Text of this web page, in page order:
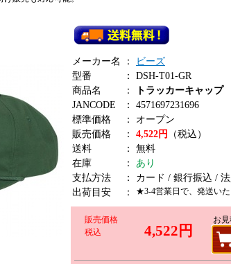
メーカー名 ：
ビーズ
型番
：
DSH-T01-GR
商品名
：
トラッカーキャップ
JANCODE
：
4571697231696
標準価格
：
オープン
販売価格
： 4,522円
（税込）
送料
：
無料
在庫
：
あり
支払方法
：
カード / 銀行振込 /
出荷目安
： ★3-4営業日で、発送いた
販売価格
税込
4,522円
お